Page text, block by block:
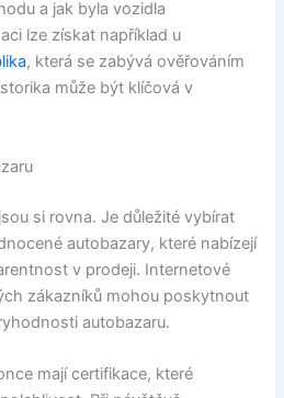
a jak byla vozidla
lze získat například u
, která se zabývá ověřováním
může být klíčová v
si rovna. Je důležité vybírat
autobazary, které nabízejí
v prodeji. Internetové
zákazníků mohou poskytnout
autobazaru.
mají certifikace, které